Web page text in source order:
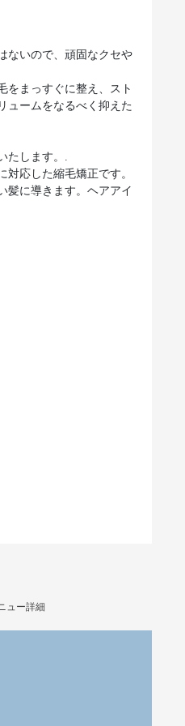
ないので、頑固なクセや
をまっすぐに整え、スト
ュームをなるべく抑えた
たします。.
応した縮毛矯正です。
髪に導きます。ヘアアイ
ュー詳細